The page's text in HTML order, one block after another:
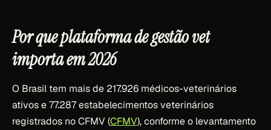
Por que plataforma de gestão vet
importa em 2026
O Brasil tem mais de 217.926 médicos-veterinários
ativos e 77.287 estabelecimentos veterinários
registrados no CFMV (CFMV), conforme o levantamento